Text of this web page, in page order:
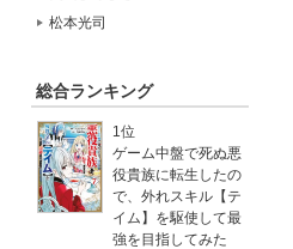
松本光司
総合ランキング
1位
ゲーム中盤で死ぬ悪
役貴族に転生したの
で、外れスキル【テ
イム】を駆使して最
強を目指してみた